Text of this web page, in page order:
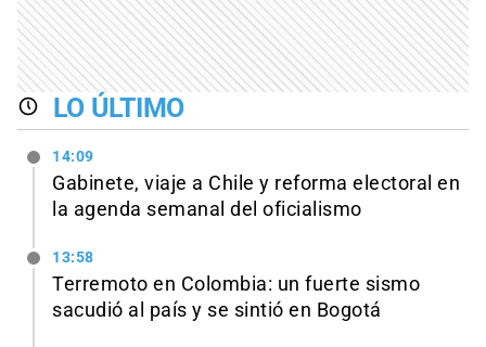
LO ÚLTIMO
14:09
Gabinete, viaje a Chile y reforma electoral en
la agenda semanal del oficialismo
13:58
Terremoto en Colombia: un fuerte sismo
sacudió al país y se sintió en Bogotá